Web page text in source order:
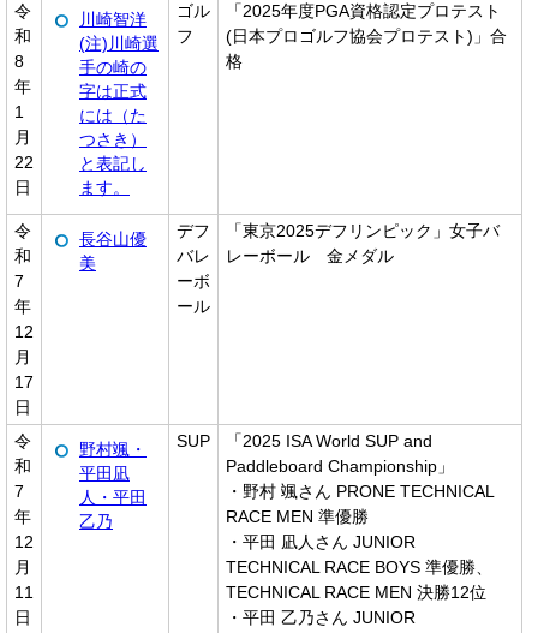
令
和
8
年
1
月
22
日
川崎智洋
(注)川崎選
手の崎の
字は正式
には（た
つさき）
と表記し
ます。
ゴル
フ
「2025年度PGA資格認定プロテスト
(日本プロゴルフ協会プロテスト)」合
格
令
和
7
年
12
月
17
日
長谷山優
美
デフ
バレ
ーボ
ール
「東京2025デフリンピック」女子バ
レーボール 金メダル
令
和
7
年
12
月
11
日
野村颯・
平田凪
人・平田
乙乃
SUP
「2025 ISA World SUP and
Paddleboard Championship」
・野村 颯さん PRONE TECHNICAL
RACE MEN 準優勝
・平田 凪人さん JUNIOR
TECHNICAL RACE BOYS 準優勝、
TECHNICAL RACE MEN 決勝12位
・平田 乙乃さん JUNIOR